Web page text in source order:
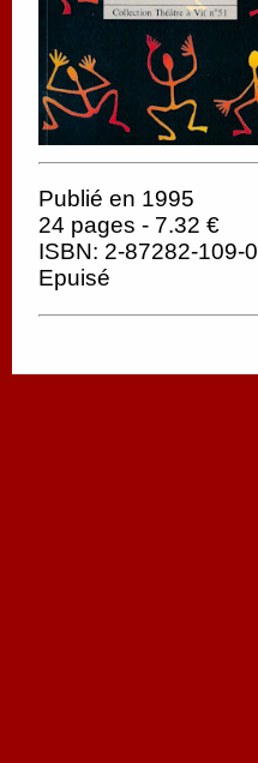
Publié en 1995
24 pages - 7.32 €
ISBN: 2-87282-109-0
Epuisé